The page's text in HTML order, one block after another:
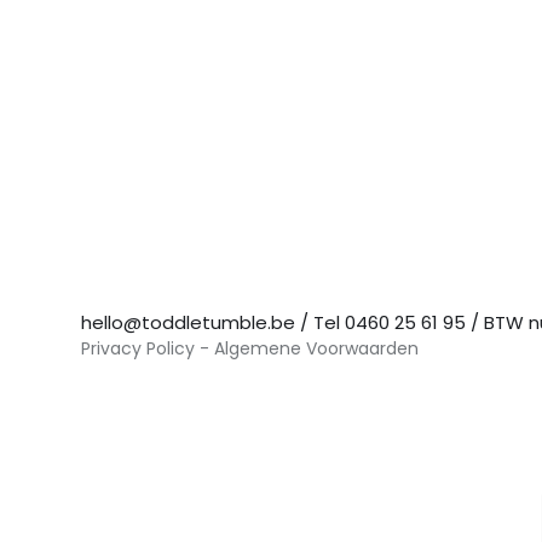
hello@toddletumble.be / Tel0460 25 61 95 / BTW
Privacy Policy -Algemene Voorwaarden